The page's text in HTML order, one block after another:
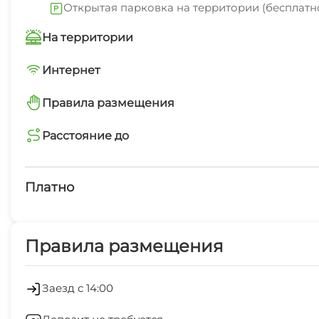
Открытая парковка на территории
На территории
Трансфер платно
Сад
Интернет
Wi-Fi интернет на всей территории
Правила размещения
минимальный заезд от 3 суток
запрещено шуметь после 23-00
Расстояние до
магазин
Платно
Холодильник
Гладильные принадлежности
Правила размещения
Заезд с 14:00